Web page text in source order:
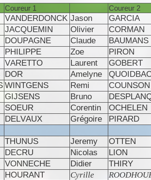
Coureur 1 Coureur 2
VANDERDONCK Jason GARCIA
JACQUEMIN Olivier CORMAN
DOUPAGNE Claude BAUMANS
PHILIPPE Zoe PIRON
VARETTO Laurent GOBERT
DOR Amelyne
WINTGENS Remi COUNSON
GIJSENS Bruno
SOEUR Corentin OCHELEN
DELVAUX Grégoire PIRARD
THUNUS Jeremy OTTEN
DECRU Nicolas LION
VONNECHE Didier THIRY
HOURANT Cyrille